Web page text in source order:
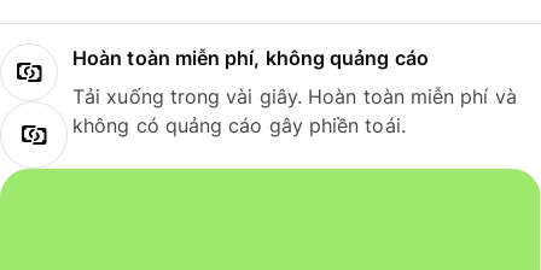
Hoàn toàn miễn phí, không quảng cáo
Tải xuống trong vài giây. Hoàn toàn miễn phí và
không có quảng cáo gây phiền toái.